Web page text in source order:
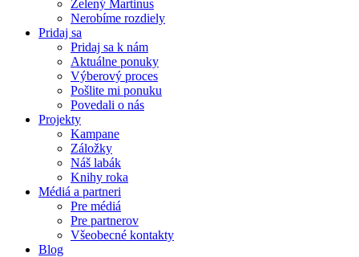
Zelený Martinus
Nerobíme rozdiely
Pridaj sa
Pridaj sa k nám
Aktuálne ponuky
Výberový proces
Pošlite mi ponuku
Povedali o nás
Projekty
Kampane
Záložky
Náš labák
Knihy roka
Médiá a partneri
Pre médiá
Pre partnerov
Všeobecné kontakty
Blog